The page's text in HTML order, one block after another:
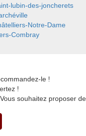
lubin-des-joncherets
Notre-Dame
Combray
le !
!
souhaitez proposer